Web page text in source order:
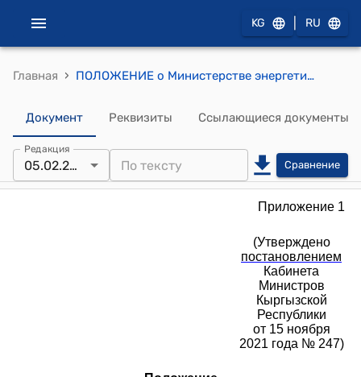
KG RU
Главная › ПОЛОЖЕНИЕ о Министерстве энергетики Кыргызской Республики "к постановлению Кабинета Министров КР от 15 ноября 2021 года № 247"
Документ Реквизиты Ссылающиеся документы
Редакция
05.02.2026 Сравнение